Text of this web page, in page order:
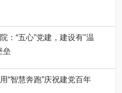
：“五心”党建，建设有"温
垒
“智慧奔跑”庆祝建党百年